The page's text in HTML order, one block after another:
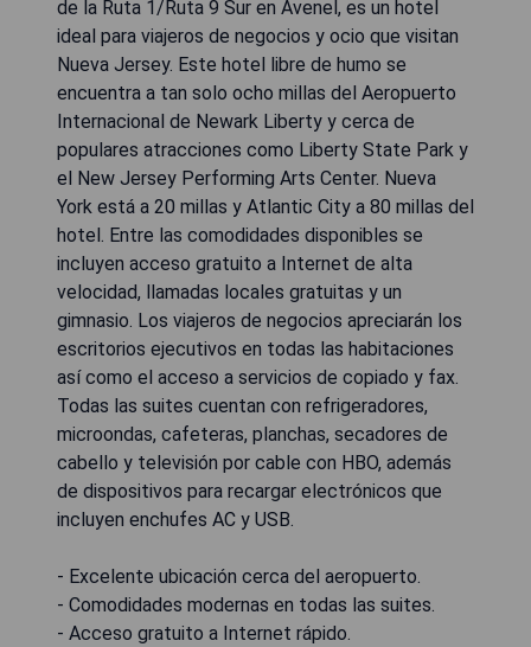
de la Ruta 1/Ruta 9 Sur en Avenel, es un hotel
ideal para viajeros de negocios y ocio que visitan
Nueva Jersey. Este hotel libre de humo se
encuentra a tan solo ocho millas del Aeropuerto
Internacional de Newark Liberty y cerca de
populares atracciones como Liberty State Park y
el New Jersey Performing Arts Center. Nueva
York está a 20 millas y Atlantic City a 80 millas del
hotel. Entre las comodidades disponibles se
incluyen acceso gratuito a Internet de alta
velocidad, llamadas locales gratuitas y un
gimnasio. Los viajeros de negocios apreciarán los
escritorios ejecutivos en todas las habitaciones
así como el acceso a servicios de copiado y fax.
Todas las suites cuentan con refrigeradores,
microondas, cafeteras, planchas, secadores de
cabello y televisión por cable con HBO, además
de dispositivos para recargar electrónicos que
incluyen enchufes AC y USB.
- Excelente ubicación cerca del aeropuerto.
- Comodidades modernas en todas las suites.
- Acceso gratuito a Internet rápido.